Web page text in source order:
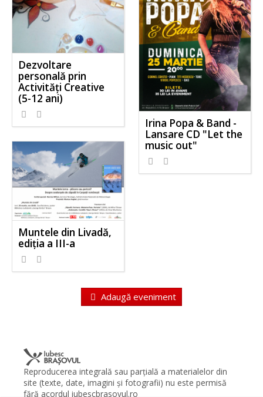
Dezvoltare
personală prin
Activităţi Creative
(5-12 ani)
Irina Popa & Band -
Lansare CD "Let the
music out"
Muntele din Livadă,
ediţia a III-a
Adaugă eveniment
Reproducerea integrală sau parţială a materialelor din
site (texte, date, imagini şi fotografii) nu este permisă
fără acordul iubescbrasovul.ro